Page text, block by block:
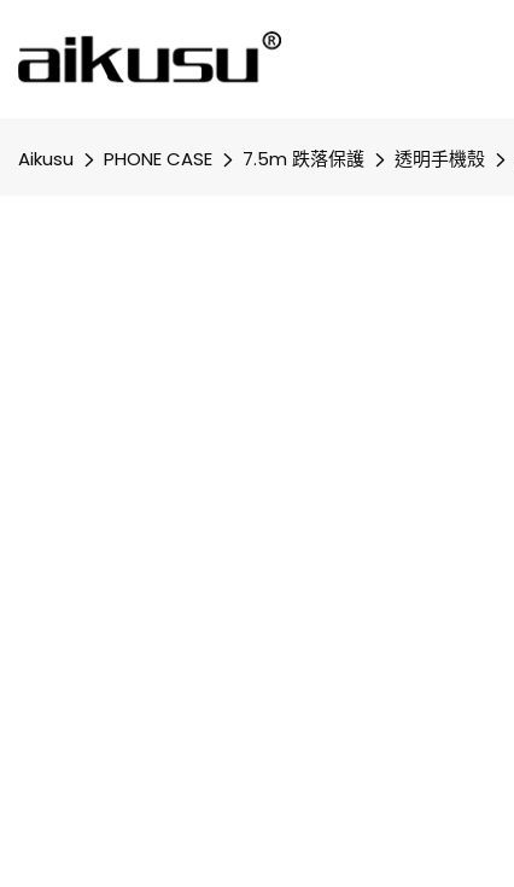
Aikusu PHONE CASE 7.5m 跌落保護 透明手機殼